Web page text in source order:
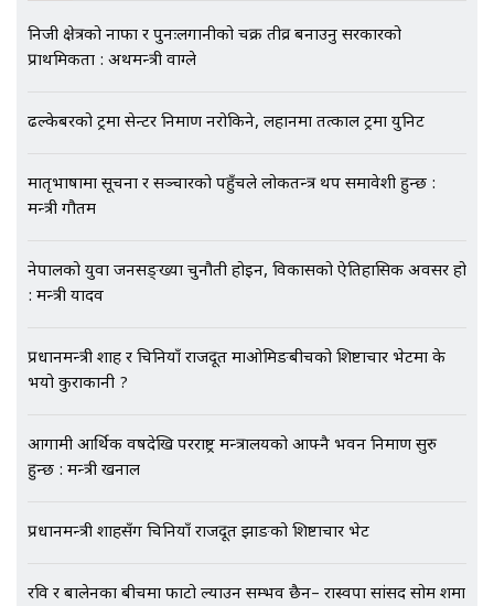
भिजिट भिसामा गृह मन्त्रालयकै सेटिङः१
अर्ब बढी घुस!|| SIDHAKURA ||
गायब || Everest Hospital
निजी क्षेत्रको नाफा र पुनःलगानीको चक्र तीव्र बनाउनु सरकारको
प्राथमिकता : अर्थमन्त्री वाग्ले
ढल्केबरको ट्रमा सेन्टर निर्माण नरोकिने, लहानमा तत्काल ट्रमा युनिट
मातृभाषामा सूचना र सञ्चारको पहुँचले लोकतन्त्र थप समावेशी हुन्छ :
मन्त्री गौतम
नेपालको युवा जनसङ्ख्या चुनौती होइन, विकासको ऐतिहासिक अवसर हो
: मन्त्री यादव
प्रधानमन्त्री शाह र चिनियाँ राजदूत माओमिङबीचको शिष्टाचार भेटमा के
भयो कुराकानी ?
आगामी आर्थिक वर्षदेखि परराष्ट्र मन्त्रालयको आफ्नै भवन निर्माण सुरु
हुन्छ : मन्त्री खनाल
प्रधानमन्त्री शाहसँग चिनियाँ राजदूत झाङको शिष्टाचार भेट
रवि र बालेनका बीचमा फाटो ल्याउन सम्भव छैन– रास्वपा सांसद सोम शर्मा